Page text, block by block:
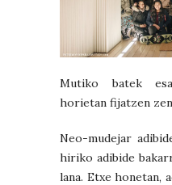
Mutiko batek
horietan fijatzen
Neo-mudejar
hiriko adibide
lana. Etxe honetan,